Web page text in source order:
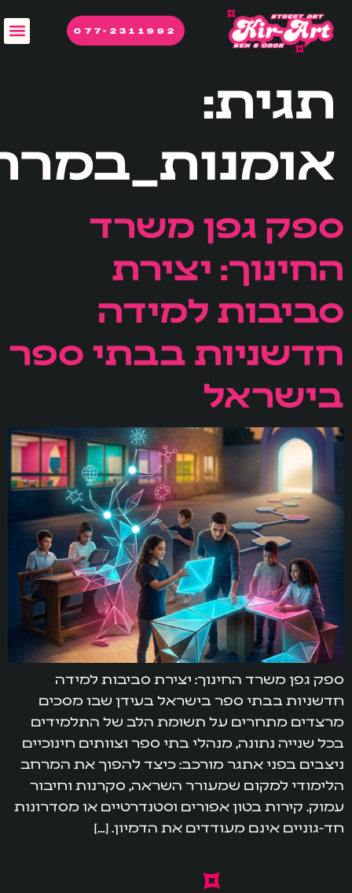
לתוכן
077-2311992
תגית:
ספק גפן משרד
החינוך: יצירת
סביבות למידה
חדשניות בבתי ספר
בישראל
ספק גפן משרד החינוך: יצירת סביבות למידה
חדשניות בבתי ספר בישראל בעידן שבו מסכים
מרצדים מתחרים על תשומת הלב של התלמידים
בכל שנייה נתונה, מנהלי בתי ספר וצוותים חינוכיים
ניצבים בפני אתגר מורכב: כיצד להפוך את המרחב
הלימודי למקום שמעורר השראה, סקרנות וחיבור
עמוק. קירות בטון אפורים וסטנדרטיים או מסדרונות
חד-גוניים אינם מעודדים את הדמיון. […]